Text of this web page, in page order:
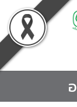
to
content